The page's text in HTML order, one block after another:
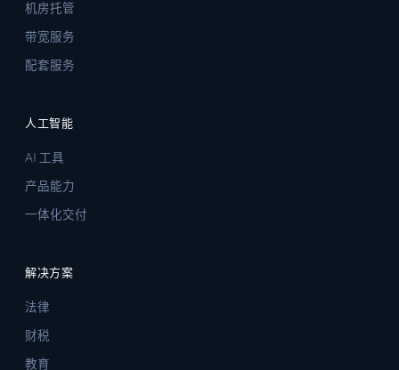
机房托管
带宽服务
配套服务
人工智能
AI 工具
产品能力
一体化交付
解决方案
法律
财税
教育